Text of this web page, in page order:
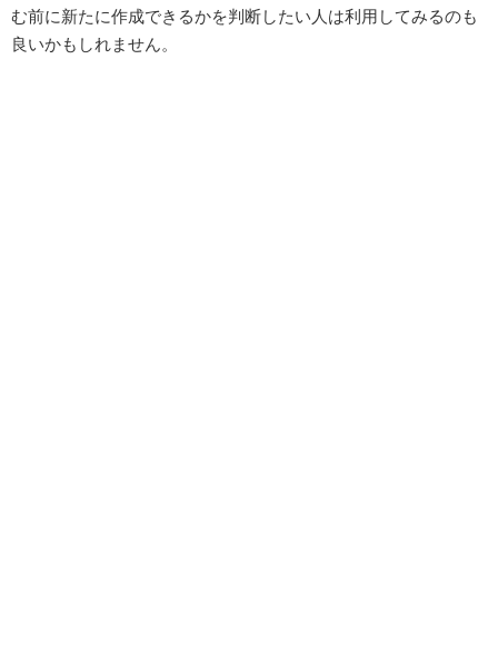
む前に新たに作成できるかを判断したい人は利用してみるのも
良いかもしれません。